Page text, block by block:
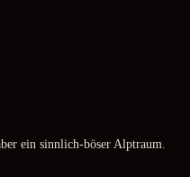
ein sinnlich-böser Alptraum.